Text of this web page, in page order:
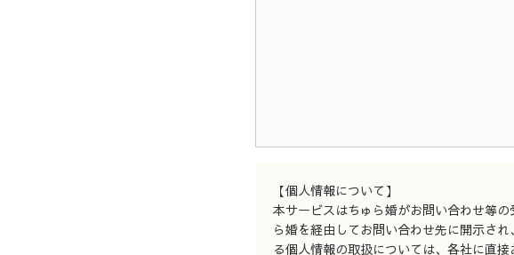
【個人情報について】
本サービスはちゅら婚がお問い合わせ等
ら婚を経由してお問い合わせ先に開示さ
る個人情報の取扱については、各社に直